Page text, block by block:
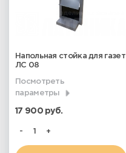
Напольная стойка для газет
ЛС 08
Посмотреть
параметры
17 900 руб.
- +